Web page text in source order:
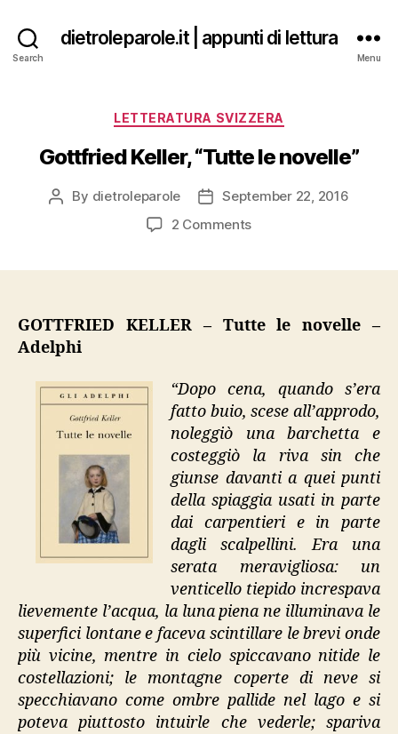
Search
dietroleparole.it | appunti di lettura
Menu
Categories
LETTERATURA SVIZZERA
Gottfried Keller, “Tutte le novelle”
Post
By dietroleparole
PostSeptember 22, 2016
2 Commentson
novelle”
GOTTFRIED KELLER – Tutte le novelle –
Adelphi
“Dopo cena, quando s’era
fatto buio, scese all’approdo,
noleggiò una barchetta e
costeggiò la riva sin che
giunse davanti a quei punti
della spiaggia usati in parte
dai carpentieri e in parte
dagli scalpellini. Era una
serata meravigliosa: un
venticello tiepido increspava
lievemente l’acqua, la luna piena ne illuminava le
superfici lontane e faceva scintillare le brevi onde
più vicine, mentre in cielo spiccavano nitide le
costellazioni; le montagne coperte di neve si
specchiavano come ombre pallide nel lago e si
poteva piuttosto intuirle che vederle; spariva